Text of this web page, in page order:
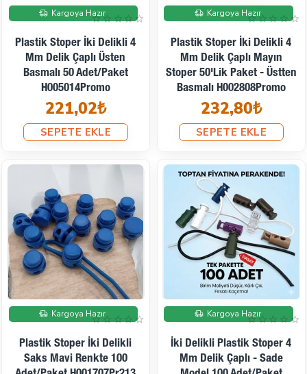
Kargoya Hazır
Plastik Stoper İki Delikli 4
Mm Delik Çaplı Üsten
Basmalı 50 Adet/Paket
H005014Promo
221,02₺
SEPETE EKLE
Kargoya Hazır
Plastik Stoper İki Delikli 4
Mm Delik Çaplı Mayın
Stoper 50'Lik Paket - Üstten
Basmalı H002808Promo
232,80₺
SEPETE EKLE
İndirimde
Kargoya Hazır
Plastik Stoper İki Delikli
Saks Mavi Renkte 100
Kargoya Hazır
İki Delikli Plastik Stoper 4
Mm Delik Çaplı - Sade